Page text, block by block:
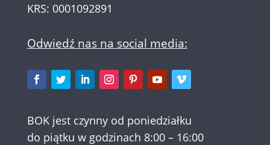
KRS: 0001092891
Odwiedź nas na social media:
BOK jest czynny od poniedziałku
do piątku w godzinach 8:00 – 16:00